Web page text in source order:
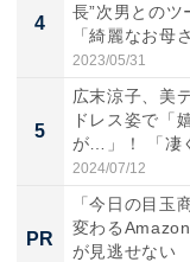
4
長”次男とのツ
「綺麗なお母
2023/05/31
5
広末涼子、美
ドレス姿で「
が…」！ 「凄
「透...
2024/07/12
PR
「今日の目玉
変わる
が見逃せない